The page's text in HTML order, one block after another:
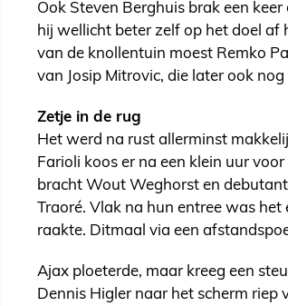
Ook Steven Berghuis brak een
hij wellicht beter zelf op het doel af
van de knollentuin moest Remko
van Josip Mitrovic, die later ook
Zetje in de rug
Het werd na rust allerminst
Farioli koos er na een klein uur
bracht Wout Weghorst en
Traoré. Vlak na hun entree was
raakte. Ditmaal via een
Ajax ploeterde, maar kreeg een
Dennis Higler naar het scherm riep